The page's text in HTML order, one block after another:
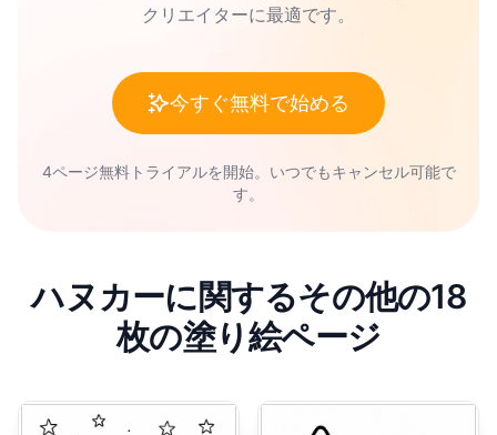
クリエイターに最適です。
今すぐ無料で始める
4ページ無料トライアルを開始。いつでもキャンセル可能で
す。
ハヌカーに関するその他の18
枚の塗り絵ページ